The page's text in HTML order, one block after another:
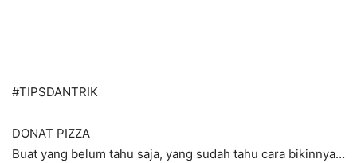
#TIPSDANTRIK
DONAT PIZZA
Buat yang belum tahu saja, yang sudah tahu cara bikinnya…